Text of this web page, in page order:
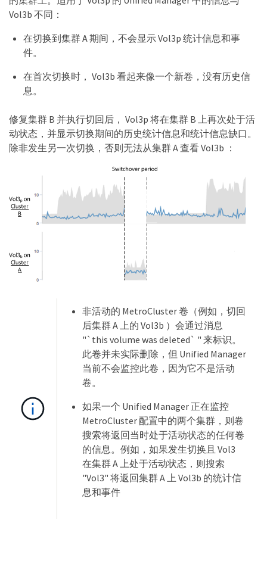
Vol3b 不同：
在切换到集群 A 期间，不会显示 Vol3p 统计信息和事
件。
在首次切换时， Vol3b 看起来像一个新卷，没有历史信
息。
修复集群 B 并执行切回后， Vol3p 将在集群 B 上再次处于活
动状态，并显示切换期间的历史统计信息和统计信息缺口。
除非发生另一次切换，否则无法从集群 A 查看 Vol3b ：
非活动的 MetroCluster 卷（例如，切回
后集群 A 上的 Vol3b ）会通过消息
"`this volume was deleted` " 来标识。
此卷并未实际删除，但 Unified Manager
当前不会监控此卷，因为它不是活动
卷。
如果一个 Unified Manager 正在监控
MetroCluster 配置中的两个集群，则卷
搜索将返回当时处于活动状态的任何卷
的信息。例如，如果发生切换且 Vol3
在集群 A 上处于活动状态，则搜索
"Vol3" 将返回集群 A 上 Vol3b 的统计信
息和事件